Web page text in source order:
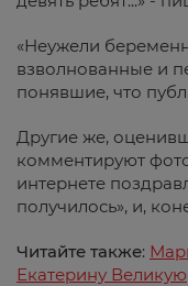
«Неужели
взволнованные и
понявшие, что
Другие же,
комментируют
интернете
получилось», и,
Читайте также:
Екатерину Великую